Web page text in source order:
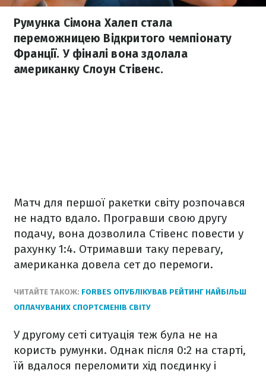
Румунка Сімона Халеп стала
переможницею Відкритого чемпіонату
Франції. У фіналі вона здолала
американку Слоун Стівенс.
Матч для першої ракетки світу розпочався
не надто вдало. Програвши свою другу
подачу, вона дозволила Стівенс повести у
рахунку 1:4. Отримавши таку перевагу,
американка довела сет до перемоги.
ЧИТАЙТЕ ТАКОЖ: FORBES ОПУБЛІКУВАВ РЕЙТИНГ НАЙБІЛЬШ
ОПЛАЧУВАНИХ СПОРТСМЕНІВ СВІТУ
У другому сеті ситуація теж була не на
користь румунки. Однак після 0:2 на старті,
їй вдалося переломити хід поєдинку і